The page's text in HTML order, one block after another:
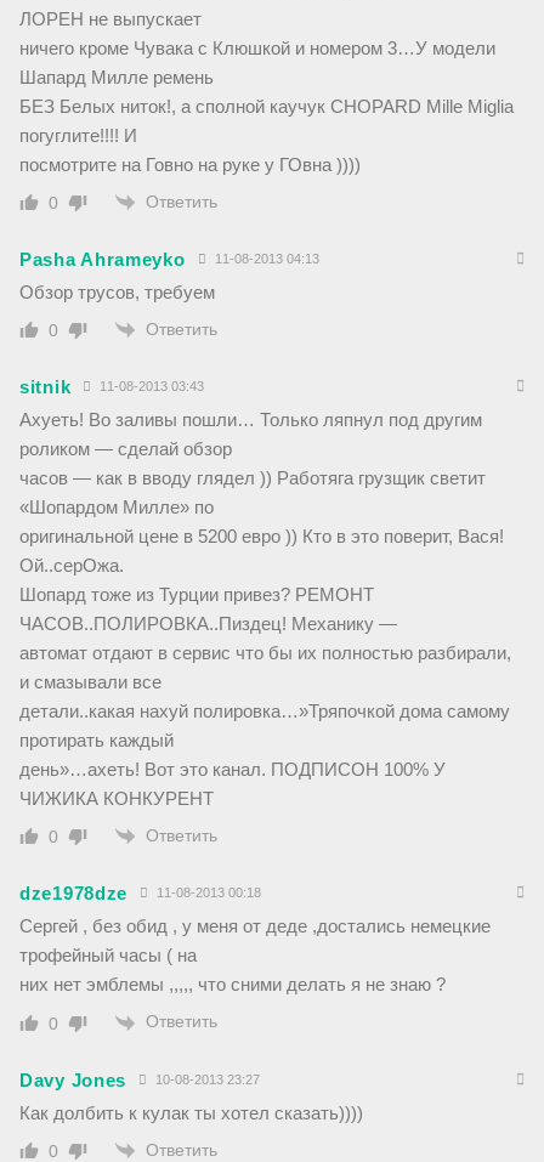
ЛОРЕН не выпускает
ничего кроме Чувака с Клюшкой и номером 3…У модели
Шапард Милле ремень
БЕЗ Белых ниток!, а сполной каучук CHOPARD Mille Miglia
погуглите!!!! И
посмотрите на Говно на руке у ГОвна ))))
0 Ответить
Pasha Ahrameyko 11-08-2013 04:13
Обзор трусов, требуем
0 Ответить
sitnik 11-08-2013 03:43
Ахуеть! Во заливы пошли… Только ляпнул под другим
роликом — сделай обзор
часов — как в вводу глядел )) Работяга грузщик светит
«Шопардом Милле» по
оригинальной цене в 5200 евро )) Кто в это поверит, Вася!
Ой..серОжа.
Шопард тоже из Турции привез? РЕМОНТ
ЧАСОВ..ПОЛИРОВКА..Пиздец! Механику —
автомат отдают в сервис что бы их полностью разбирали,
и смазывали все
детали..какая нахуй полировка…»Тряпочкой дома самому
протирать каждый
день»…ахеть! Вот это канал. ПОДПИСОН 100% У
ЧИЖИКА КОНКУРЕНТ
0 Ответить
dze1978dze 11-08-2013 00:18
Сергей , без обид , у меня от деде ,достались немецкие
трофейный часы ( на
них нет эмблемы ,,,,, что сними делать я не знаю ?
0 Ответить
Davy Jones 10-08-2013 23:27
Как долбить к кулак ты хотел сказать))))
0 Ответить